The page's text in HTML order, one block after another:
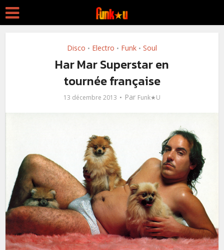
Disco • Electro • Funk • Soul
Har Mar Superstar en
tournée française
13 décembre 2013 Par Funk★U